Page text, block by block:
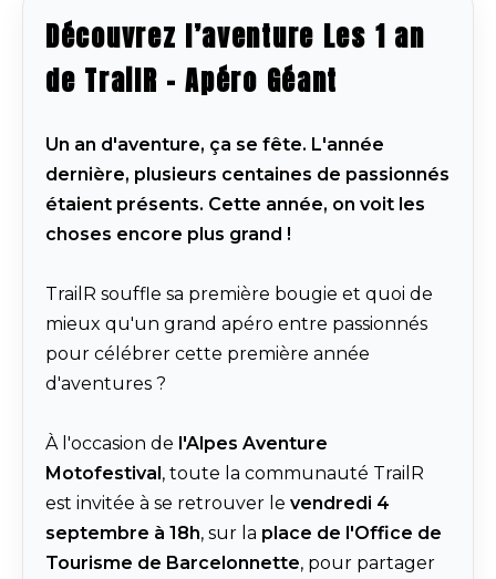
Découvrez l’aventure Les 1 an
de TrailR – Apéro Géant
Un an d'aventure, ça se fête. L'année
dernière, plusieurs centaines de passionnés
étaient présents. Cette année, on voit les
choses encore plus grand !
TrailR souffle sa première bougie et quoi de
mieux qu'un grand apéro entre passionnés
pour célébrer cette première année
d'aventures ?
À l'occasion de l'Alpes Aventure
Motofestival, toute la communauté TrailR
est invitée à se retrouver le vendredi 4
septembre à 18h, sur la place de l'Office de
Tourisme de Barcelonnette, pour partager